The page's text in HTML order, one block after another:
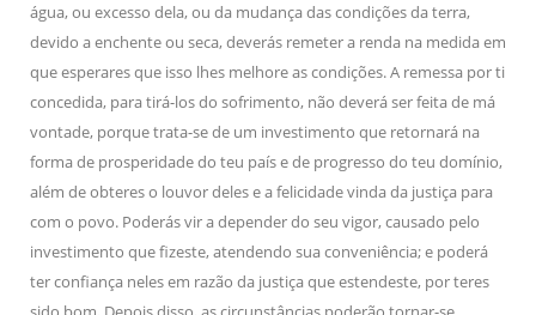
água, ou excesso dela, ou da mudança das condições da terra,
devido a enchente ou seca, deverás remeter a renda na medida em
que esperares que isso lhes melhore as condições. A remessa por ti
concedida, para tirá-los do sofrimento, não deverá ser feita de má
vontade, porque trata-se de um investimento que retornará na
forma de prosperidade do teu país e de progresso do teu domínio,
além de obteres o louvor deles e a felicidade vinda da justiça para
com o povo. Poderás vir a depender do seu vigor, causado pelo
investimento que fizeste, atendendo sua conveniência; e poderá
ter confiança neles em razão da justiça que estendeste, por teres